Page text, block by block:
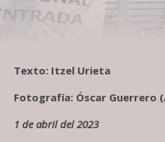
Texto: Itzel Urieta
Fotografía: Óscar Guerrero
1 de abril del 2023